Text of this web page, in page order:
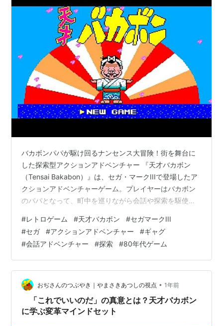
バカボンパパが駆け回るナンセンス大冒険！街を舞台に
した探索型アクションアドベンチャー 『天才バカボン
（Tensai Bakabon）』は、セガ・マークIIIで登場したア
クションアドベンチャーゲーム。プレイヤーはバカボン
のパパとなって、町中を巡りながら会話や探索を駆使し
ニークな冒険を体験することになります。 🎮 ゲーム基本
情報 プレイタイトル 天才バカボン（Tensai Bakabon）
ハード セガ・マークIII 発売元 セガ・エンタープライゼス
開発元 セガ・エンタープライゼス 発売日 1988年6月2日
ジャンル アクションアドベンチャー …
#レトロゲーム #天才バカボン #セガマークIII
#セガ #アクションアドベンチャー #ギャグ
#会話アドベンチャー #探索 #80年代ゲーム
おぢさんのつぶやき｜やまさきあつしの視点 • 1年前
「これでいいのだ」の真意とは？天才バカボン
に学ぶ変革マインドセット